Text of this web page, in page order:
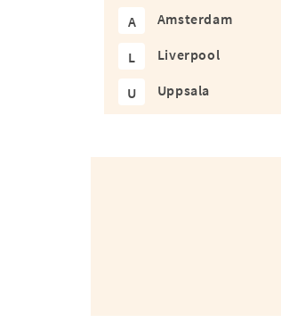
A Amsterdam
L Liverpool
U Uppsala